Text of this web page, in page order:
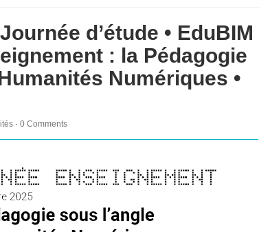
d’étude • EduBIM
: la Pédagogie
Numériques •
· 0 Comments